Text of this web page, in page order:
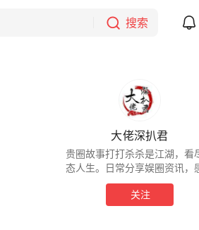
搜索
大佬深扒君
贵圈故事打打杀杀是江湖，看
态人生。日常分享娱圈资讯，
关注。
关注